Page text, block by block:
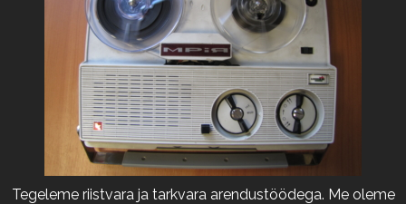
Tegeleme riistvara ja tarkvara arendustöödega. Me oleme